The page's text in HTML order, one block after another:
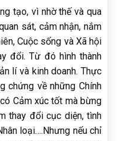
tạo, vì nhờ thế và qua
sát, cảm nhận, nắm
Cuộc sống và Xã hội
đổi. Từ đó hình thành
lí và kinh doanh. Thực
chứng về những Chính
Cảm xúc tốt mà bừng
thay đổi cục diện, tình
loại….Nhưng nếu chỉ